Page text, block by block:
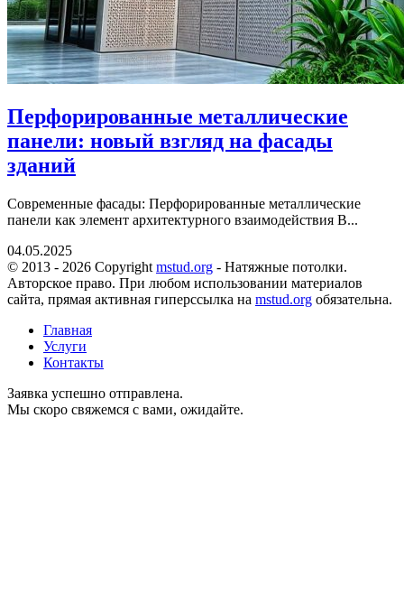
Перфорированные металлические
панели: новый взгляд на фасады
зданий
Современные фасады: Перфорированные металлические
панели как элемент архитектурного взаимодействия В...
04.05.2025
© 2013 - 2026 Copyright mstud.org - Натяжные потолки.
Авторское право. При любом использовании материалов
сайта, прямая активная гиперссылка на mstud.org обязательна.
Главная
Услуги
Контакты
Заявка успешно отправлена.
Мы скоро свяжемся с вами, ожидайте.